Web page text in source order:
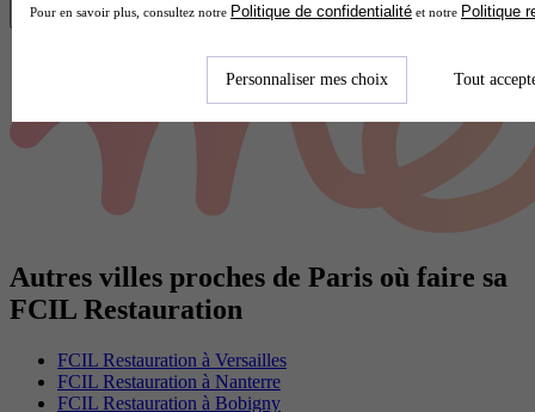
Trouver mon école
Autres villes proches de Paris où faire sa
FCIL Restauration
FCIL Restauration à Versailles
FCIL Restauration à Nanterre
FCIL Restauration à Bobigny
Pour en savoir plus, consultez notre Politique de confidentialité et notre Politique
Personnaliser mes choix Tout